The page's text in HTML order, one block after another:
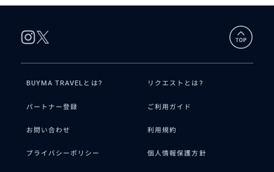
BUYMA TRAVELとは? リクエストとは?
パートナー登録 ご利用ガイド
お問い合わせ 利用規約
プライバシーポリシー 個人情報保護方針